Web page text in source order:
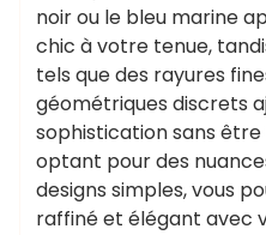
noir ou le bleu marine
chic à votre tenue,
tels que des rayures
géométriques discrets
sophistication sans être
optant pour des
designs simples, vous
raffiné et élégant avec